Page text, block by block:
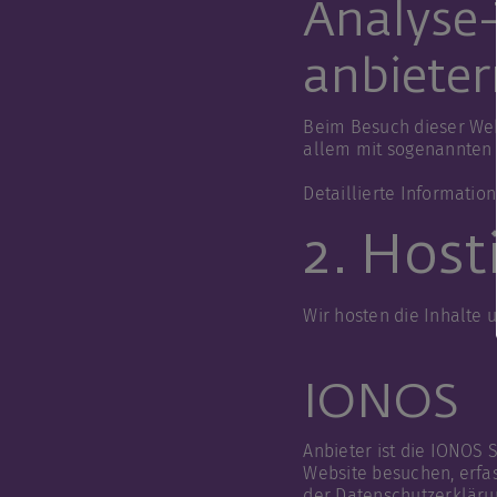
anbietern
Beim Besuch dieser
allem mit sogenannten
Detaillierte
2.
Wir hosten die Inhalte
IONOS
Anbieter ist die IONOS
Website besuchen,